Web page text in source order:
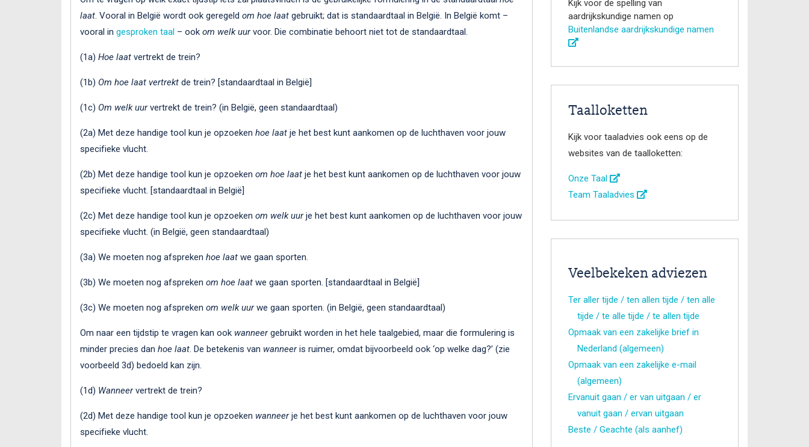
laat. Vooral in België wordt ook geregeld om hoe laat gebruikt; dat is standaardtaal in België. In België komt –
vooral in gesproken taal – ook om welk uurvoor. Die combinatie behoort niet tot de standaardtaal.
(1a) Hoe laat vertrekt de trein?
(1b) Om hoe laat vertrekt de trein? [standaardtaal in België]
(1c) Om welk uurvertrekt de trein? (in België, geen standaardtaal)
(2a) Met deze handige tool kun je opzoeken hoe laat je het best kunt aankomen op de luchthaven voor jouw
specifieke vlucht.
(2b) Met deze handige tool kun je opzoeken om hoe laat je het best kunt aankomen op de luchthaven voor jouw
specifieke vlucht. [standaardtaal in België]
(2c) Met deze handige tool kun je opzoeken om welk uurje het best kunt aankomen op de luchthaven voor jouw
specifieke vlucht. (in België, geen standaardtaal)
(3a) We moeten nog afspreken hoe laat we gaan sporten.
(3b) We moeten nog afspreken om hoe laat we gaan sporten. [standaardtaal in België]
(3c) We moeten nog afspreken om welk uurwe gaan sporten. (in België, geen standaardtaal)
Om naar een tijdstip te vragen kan ook wanneergebruikt worden in het hele taalgebied, maar die formulering is
minder precies dan hoe laat. De betekenis van wanneeris ruimer, omdat bijvoorbeeld ook ‘op welke dag?’ (zie
voorbeeld 3d) bedoeld kan zijn.
(1d) Wanneervertrekt de trein?
(2d) Met deze handige tool kun je opzoeken wanneerje het best kunt aankomen op de luchthaven voor jouw
specifieke vlucht.
Kijk voor de spelling van
aardrijkskundige namen op
Buitenlandse aardrijkskundige namen
Taalloketten
Kijk voor taaladvies ook eens op de
websites van de taalloketten:
Onze Taal
Team Taaladvies
Veelbekeken adviezen
Ter aller tijde / ten allen tijde / ten alle
tijde / te alle tijde / te allen tijde
Opmaak van een zakelijke brief in
Nederland (algemeen)
Opmaak van een zakelijke e-mail
(algemeen)
Ervanuit gaan / er van uitgaan / er
vanuit gaan / ervan uitgaan
Beste / Geachte (als aanhef)